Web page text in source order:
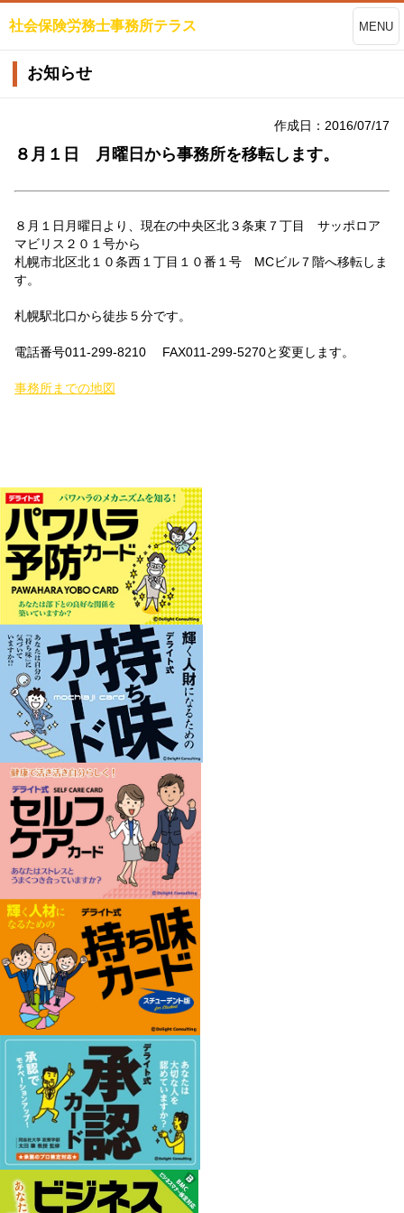
社会保険労務士事務所テラス MENU
お知らせ
作成日：2016/07/17
８月１日 月曜日から事務所を移転します。
８月１日月曜日より、現在の中央区北３条東７丁目 サッポロア
マビリス２０１号から
札幌市北区北１０条西１丁目１０番１号 MCビル７階へ移転しま
す。
札幌駅北口から徒歩５分です。
電話番号011-299-8210 FAX011-299-5270と変更します。
事務所までの地図